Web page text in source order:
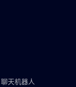
聊天机器人